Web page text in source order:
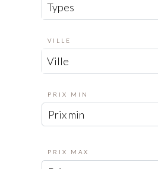
Types
VILLE
Ville
PRIX MIN
PRIX MAX